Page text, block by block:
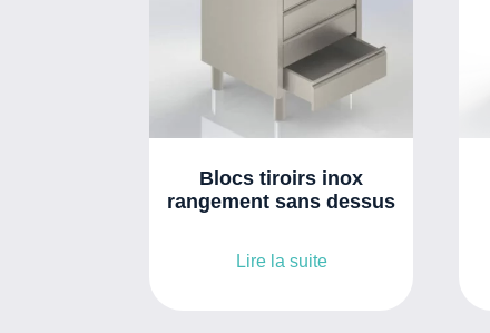
Blocs tiroirs inox
rangement sans dessus
Lire la suite